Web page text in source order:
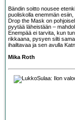
Bändin soitto nousee
puoliskolla enemmän
Drop the Mask on
pyytää läheistään –
Enempää ei tarvita, kun
rikkaana, pysyen silti
ihailtavaa ja sen avulla
Mika Roth